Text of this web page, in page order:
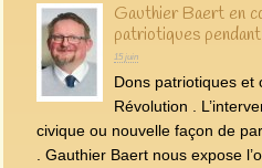
Gauthier Baert en
patriotiques
15 juin
Dons patriotiques et
Révolution .
civique ou nouvelle façon de
. Gauthier Baert nous expose